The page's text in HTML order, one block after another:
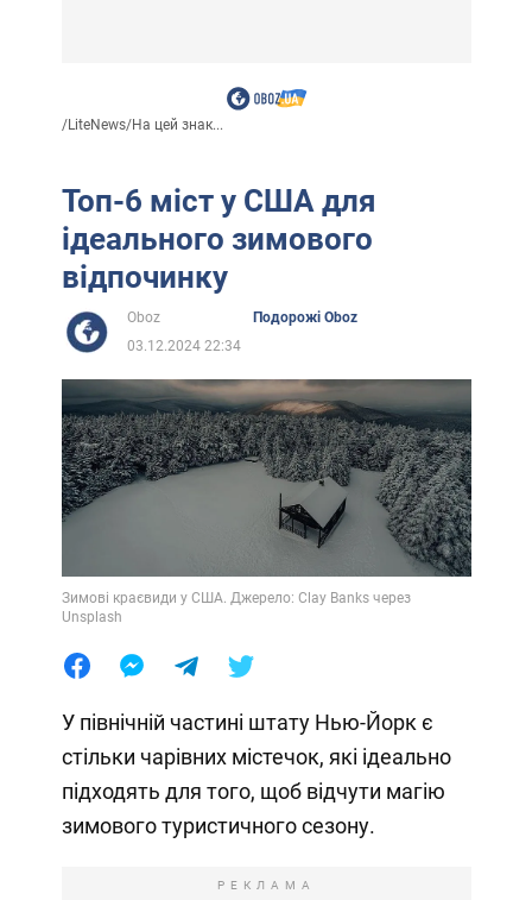
/LiteNews/На цей знак...
Топ-6 міст у США для
ідеального зимового
відпочинку
Oboz
Подорожі Oboz
03.12.2024 22:34
Зимові краєвиди у США. Джерело: Clay Banks через
Unsplash
У північній частині штату Нью-Йорк є
стільки чарівних містечок, які ідеально
підходять для того, щоб відчути магію
зимового туристичного сезону.
РЕКЛАМА